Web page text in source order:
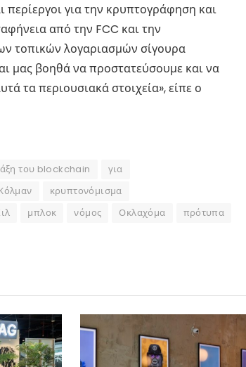
για την κρυπτογράφηση και
από την FCC και την
τοπικών λογαριασμών σίγουρα
μας βοηθά να προστατεύσουμε και να
τα περιουσιακά στοιχεία», είπε ο
του blockchain
για
κρυπτονόμισμα
μπλοκ νόμος Οκλαχόμα
πρότυπα